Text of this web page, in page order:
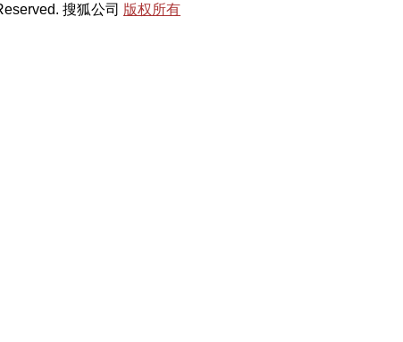
搜狐公司 版权所有